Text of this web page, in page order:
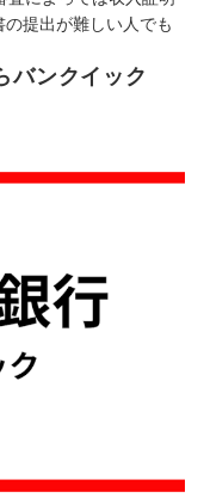
提出が難しい人でも
バンクイック